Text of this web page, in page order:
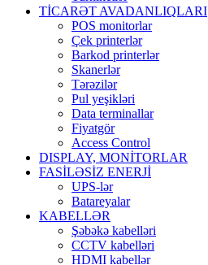
TİCARƏT AVADANLIQLARI
POS monitorlar
Çek printerlər
Barkod printerlər
Skanerlər
Tərəzilər
Pul yeşikləri
Data terminallar
Fiyatgör
Access Control
DISPLAY, MONİTORLAR
FASİLƏSİZ ENERJİ
UPS-lər
Batareyalar
KABELLƏR
Şəbəkə kabelləri
CCTV kabelləri
HDMI kabellər